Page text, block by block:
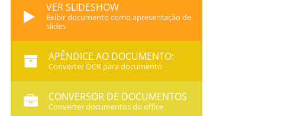
VER SLIDESHOW
Exibir documento como apresentação de
slides
APÊNDICE AO DOCUMENTO:
Converter OCR para documento
CONVERSOR DE DOCUMENTOS
Converter documentos do office